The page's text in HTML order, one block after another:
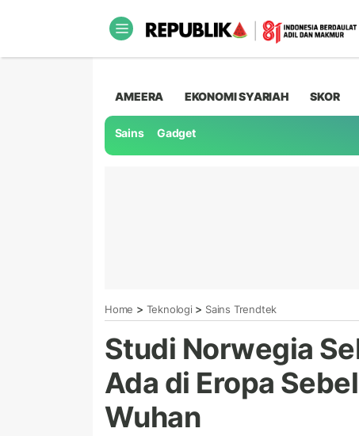
AMEERA EKONOMI SYARIAH SKOR
Sains Gadget
Home > Teknologi > Sains Trendtek
Studi Norwegia
Ada di Eropa
Wuhan